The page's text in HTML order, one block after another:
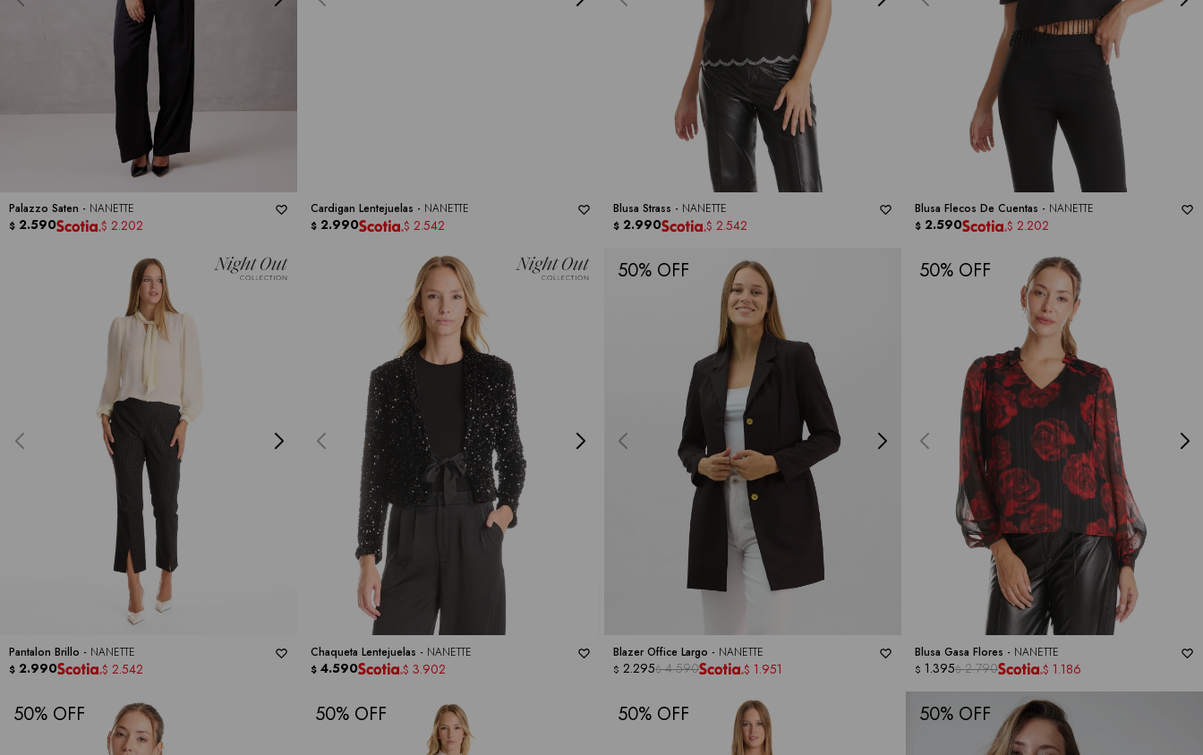
Palazzo Saten - NANETTE
$ 2.590 $ 2.202
Cardigan Lentejuelas - NANETTE
$ 2.990 $ 2.542
Blusa Strass - NANETTE
$ 2.990 $ 2.542
Blusa Flecos De Cuentas - NANETTE
$ 2.590 $ 2.202
Pantalon Brillo - NANETTE
$ 2.990 $ 2.542
Chaqueta Lentejuelas - NANETTE
$ 4.590 $ 3.902
50
Blazer Office Largo - NANETTE
$ 2.295$ 4.590 $ 1.951
50
Blusa Gasa Flores - NANETTE
$ 1.395$ 2.790 $ 1.186
50 50 50 50